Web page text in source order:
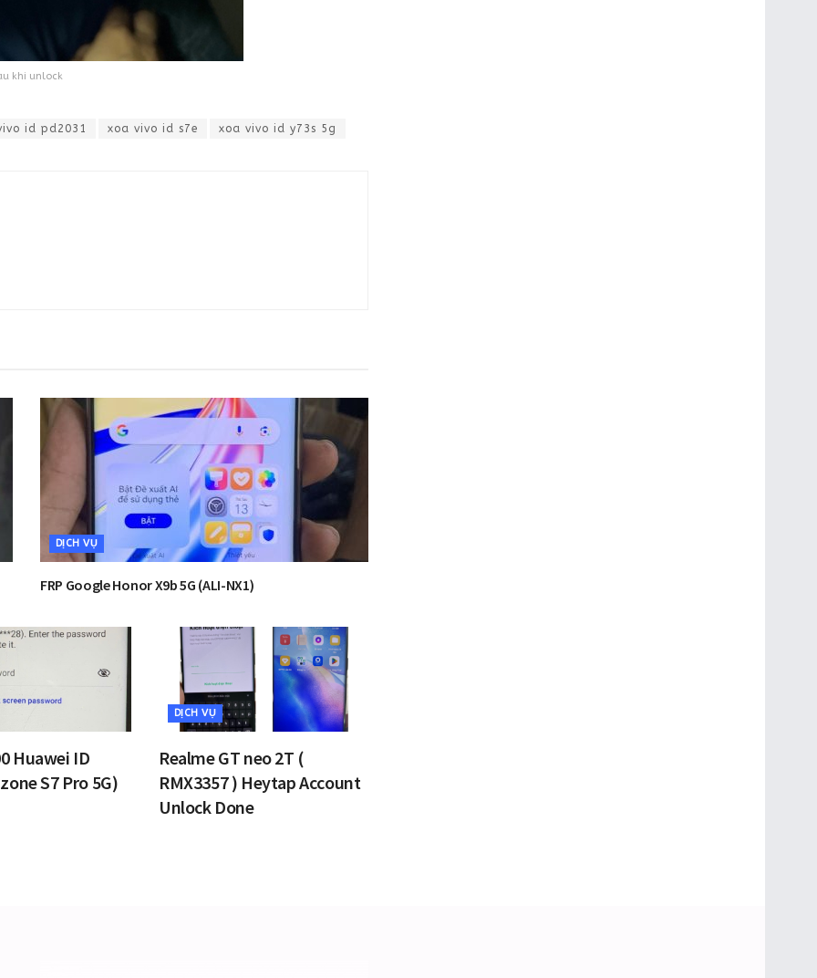
khi unlock
id pd2031 xoa vivo id s7e xoa vivo id y73s 5g
DỊCH VỤ
FRP Google Honor X9b 5G (ALI-NX1)
Huawei ID
S7 Pro 5G)
DỊCH VỤ
Realme GT neo 2T (
RMX3357 ) Heytap Account
Unlock Done